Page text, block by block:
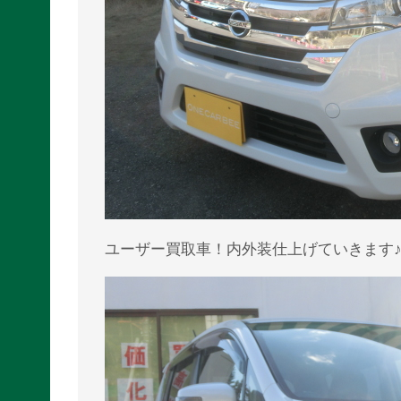
ユーザー買取車！内外装仕上げていきます♪